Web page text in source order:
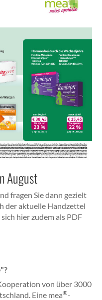
August
fragen Sie dann gezielt
der aktuelle Handzettel
hier zudem als PDF
von über 3000
Eine mea®-